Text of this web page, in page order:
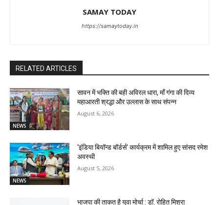
SAMAY TODAY
https://samaytoday.in
RELATED ARTICLES
NEWS
सावन में भक्ति की बही अविरल धारा, माँ गंगा की दिव्य
महाआरती श्रद्धा और उल्लास के साथ संपन्न
August 6, 2026
NEWS
‘इंडिया बियॉन्ड बॉर्डर्स’ कार्यक्रम में शामिल हुए सांसद रमेश
अवस्थी
August 5, 2026
भाजपा की ताकत है युवा मोर्चा : डॉ. रोहित मिश्रा